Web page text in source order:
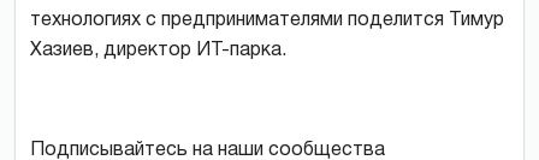
технологиях с предпринимателями поделится Тимур
Хазиев, директор ИТ-парка.
Подписывайтесь на наши сообщества